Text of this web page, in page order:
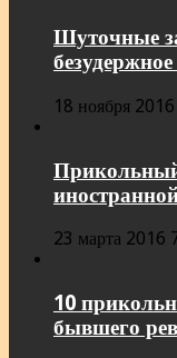
Шуточные
безудержное
18 ноября 2016
23 марта 2016
10
бывшего